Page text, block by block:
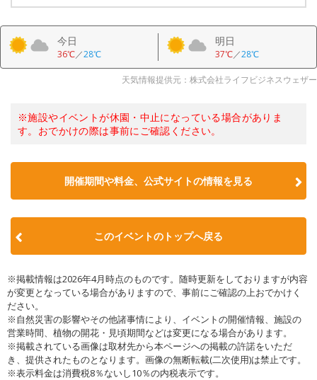
今日
36℃／28℃
明日
37℃／28℃
天気情報提供元：株式会社ライフビジネスウェザー
※施設やイベントが休園・中止になっている場合がありま
す。おでかけの際は事前にご確認ください。
開催期間や料金、公式サイトの情報を見る
このイベントのトップへ戻る
※掲載情報は2026年4月時点のものです。随時更新をしておりますが内容
が変更となっている場合がありますので、事前にご確認の上おでかけく
ださい。
※自然災害の影響やその他諸事情により、イベントの開催情報、施設の
営業時間、植物の開花・見頃期間などは変更になる場合があります。
※掲載されている画像は取材先から本ページへの掲載の許諾をいただ
き、提供されたものとなります。画像の無断転載(二次使用)は禁止です。
※表示料金は消費税8％ないし10％の内税表示です。